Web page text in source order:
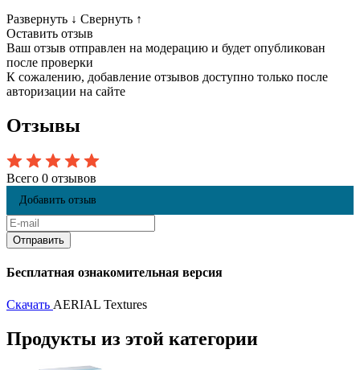
Развернуть ↓ Свернуть ↑
Оставить отзыв
Ваш отзыв отправлен на модерацию и будет опубликован
после проверки
К сожалению, добавление отзывов доступно только после
авторизации на сайте
Отзывы
Всего 0 отзывов
Добавить отзыв
Бесплатная ознакомительная версия
Скачать AERIAL Textures
Продукты из этой категории